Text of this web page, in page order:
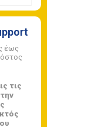
έως
τις